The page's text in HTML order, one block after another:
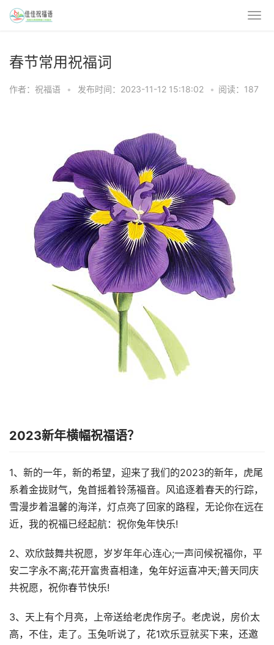
春节常用祝福词
作者：祝福语 • 发布时间：2023-11-12 15:18:02 • 阅读：187
2023新年横幅祝福语？
1、新的一年，新的希望，迎来了我们的2023的新年，虎尾
系着金拢财气，兔首摇着铃荡福音。风追逐着春天的行踪，
雪漫步着温馨的海洋，灯点亮了回家的路程，无论你在远在
近，我的祝福已经起航：祝你兔年快乐!
2、欢欣鼓舞共祝愿，岁岁年年心连心;一声问候祝福你，平
安二字永不离;花开富贵喜相逢，兔年好运喜冲天;普天同庆
共祝愿，祝你春节快乐!
3、天上有个月亮，上帝送给老虎作房子。老虎说，房价太
高，不住，走了。玉兔听说了，花1欢乐豆就买下来，还邀